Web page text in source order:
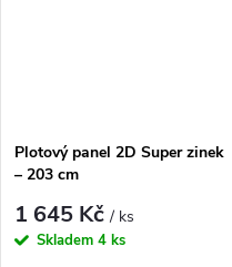
Plotový panel 2D Super zinek
– 203 cm
1 645 Kč/ ks
Skladem 4 ks